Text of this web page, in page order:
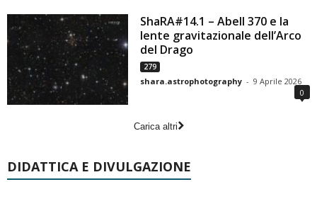
ShaRA#14.1 – Abell 370 e la
lente gravitazionale dell’Arco
del Drago
279
shara.astrophotography - 9 Aprile 2026
0
Carica altri
DIDATTICA E DIVULGAZIONE